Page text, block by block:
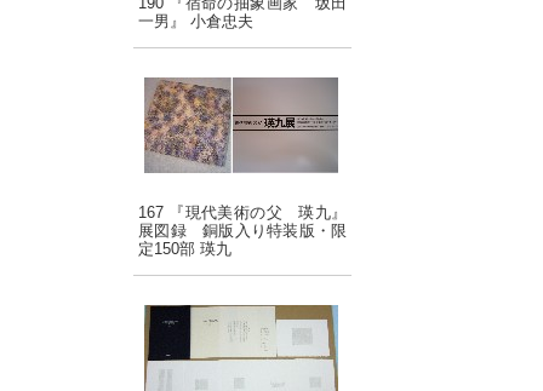
一男』 小倉忠夫
167 『現代美術の父 瑛九』
展図録 銅版入り特装版・限
定150部 瑛九